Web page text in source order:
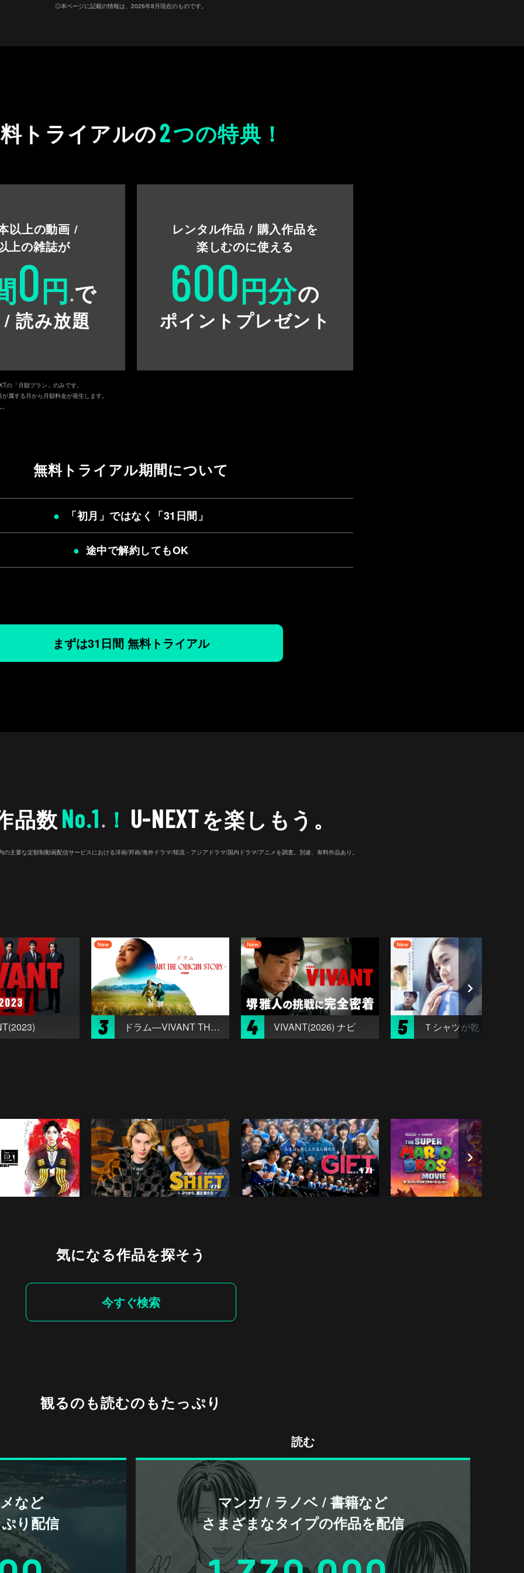
◎本ページに記載の情報は、2026年8月現在のものです。
トライアルの2つの特典！
以上の動画 /
上の雑誌が
0円 ※で
/ 読み放題
の「月額プラン」のみです。
属する月から月額料金が発生します。
レンタル作品 / 購入作品を
楽しむのに使える
600円分の
ポイントプレゼント
無料トライアル期間について
「初月」ではなく「31日間 」
途中で解約してもOK
まずは31日間 無料トライアル
品数No.1 ※ ！ U-NEXTを楽しもう。
主要な定額制動画配信サービスにおける洋画/邦画/海外ドラマ/韓流・アジアドラマ/国内ドラマ/アニメを調査。別途、有料作品あり。
3 ドラム―VIVANT THE ORIGIN STORY― 4 VIVANT(2026) ナビ 5 Ｔシャツが乾くまで
気になる作品を探そう
今すぐ検索
観るのも読むのもたっぷり
読む
など
り配信
マンガ / ラノベ / 書籍など
さまざまなタイプの作品を配信